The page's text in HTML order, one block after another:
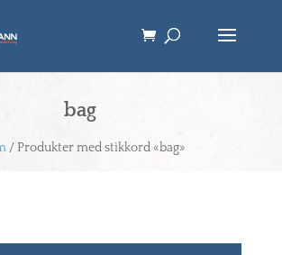
bag
/ Produkter med stikkord «bag»